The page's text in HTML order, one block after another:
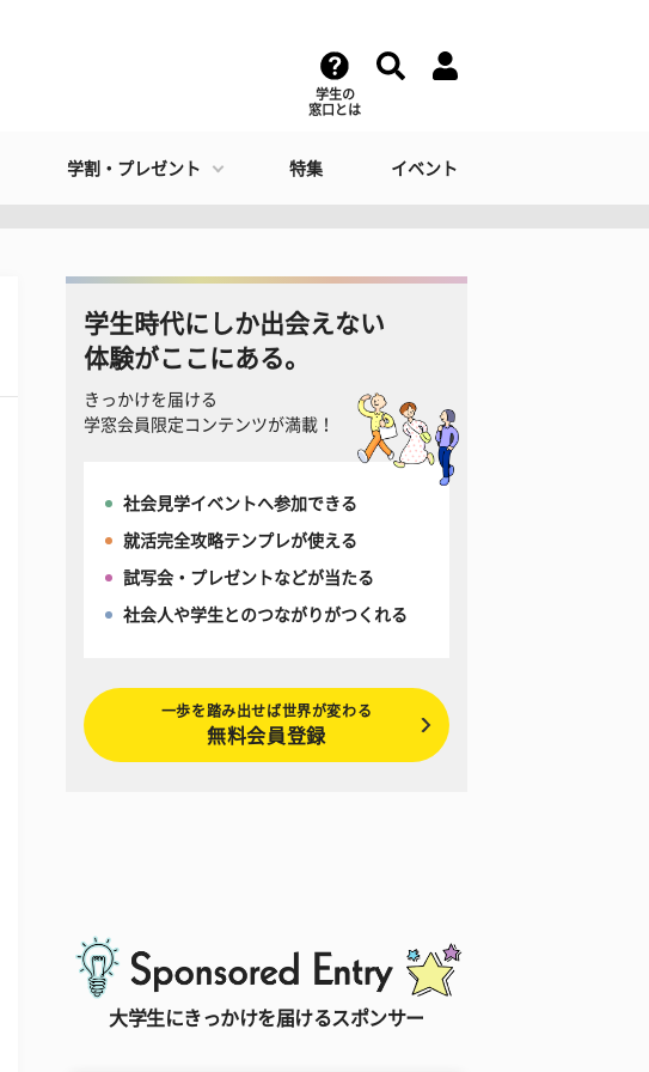
学生の
窓口とは
学割・プレゼント 特集 イベント
学生時代にしか出会えない
体験がここにある。
きっかけを届ける
学窓会員限定コンテンツが満載！
社会見学イベントへ参加できる
就活完全攻略テンプレが使える
試写会・プレゼントなどが当たる
社会人や学生とのつながりがつくれる
一歩を踏み出せば世界が変わる
無料会員登録
大学生にきっかけを届けるスポンサー